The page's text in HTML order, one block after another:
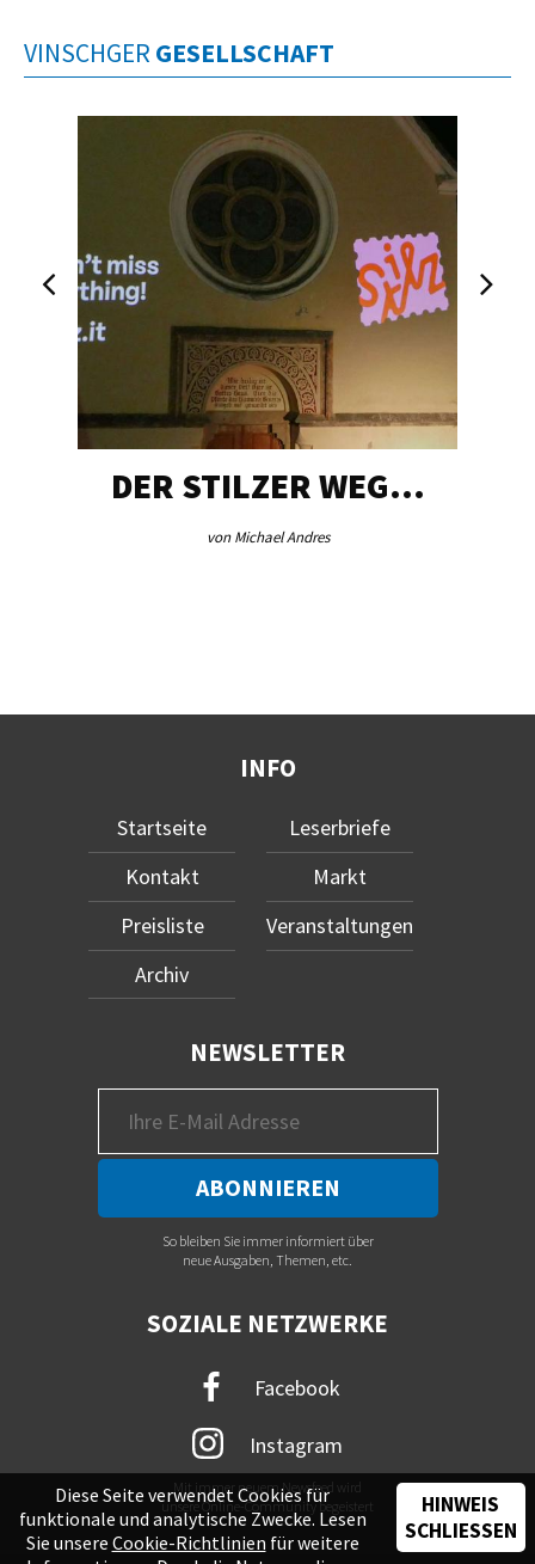
VINSCHGER GESELLSCHAFT
DER STILZER WEG…
von Michael Andres
INFO
Startseite
Kontakt
Preisliste
Archiv
Leserbriefe
Markt
Veranstaltungen
NEWSLETTER
So bleiben Sie immer informiert über
neue Ausgaben, Themen, etc.
SOZIALE NETZWERKE
Facebook
Instagram
Mit immer neuem Newsfeed wird
unsere Online-Community begeistert
Diese Seite verwendet Cookies für
funktionale und analytische Zwecke. Lesen
Sie unsere Cookie-Richtlinien für weitere
HINWEIS
SCHLIESSEN